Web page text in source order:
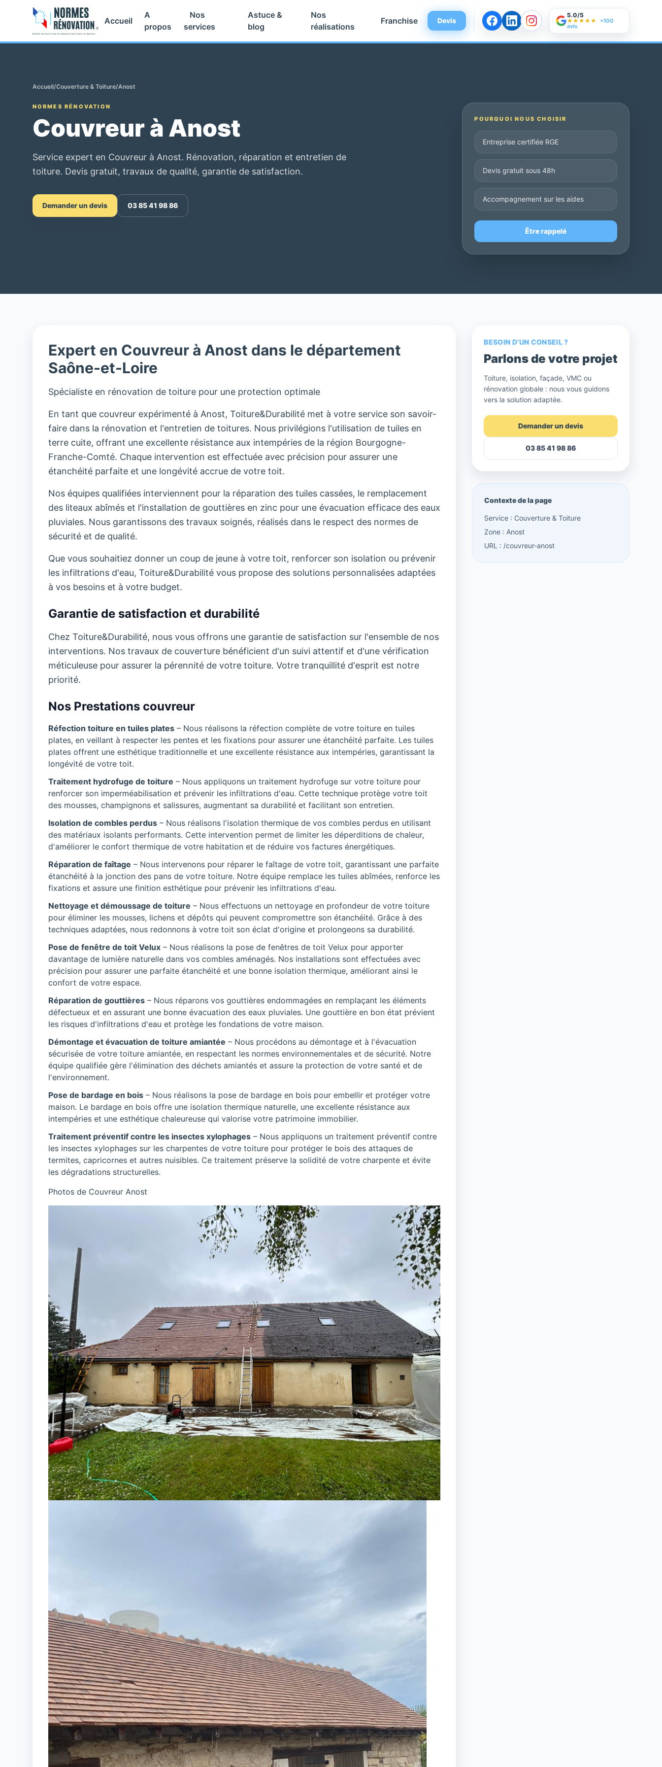
Accueil
A
propos
Nos
services
Astuce &
blog
Nos
réalisations
Franchise Devis
5.0/5
★★★★★ +100
avis
Accueil/Couverture & Toiture/Anost
NORMES RÉNOVATION
Couvreur à Anost
Service expert en Couvreur à Anost. Rénovation, réparation et entretien de
toiture. Devis gratuit, travaux de qualité, garantie de satisfaction.
Demander un devis 03 85 41 98 86
POURQUOI NOUS CHOISIR
Entreprise certifiée RGE
Devis gratuit sous 48h
Accompagnement sur les aides
Être rappelé
Expert en Couvreur à Anost dans le département
Saône-et-Loire
Spécialiste en rénovation de toiture pour une protection optimale
En tant que couvreur expérimenté à Anost, Toiture&Durabilité met à votre service son savoir-
faire dans la rénovation et l'entretien de toitures. Nous privilégions l'utilisation de tuiles en
terre cuite, offrant une excellente résistance aux intempéries de la région Bourgogne-
Franche-Comté. Chaque intervention est effectuée avec précision pour assurer une
étanchéité parfaite et une longévité accrue de votre toit.
Nos équipes qualifiées interviennent pour la réparation des tuiles cassées, le remplacement
des liteaux abîmés et l'installation de gouttières en zinc pour une évacuation efficace des eaux
pluviales. Nous garantissons des travaux soignés, réalisés dans le respect des normes de
sécurité et de qualité.
Que vous souhaitiez donner un coup de jeune à votre toit, renforcer son isolation ou prévenir
les infiltrations d'eau, Toiture&Durabilité vous propose des solutions personnalisées adaptées
à vos besoins et à votre budget.
Garantie de satisfaction et durabilité
Chez Toiture&Durabilité, nous vous offrons une garantie de satisfaction sur l'ensemble de nos
interventions. Nos travaux de couverture bénéficient d'un suivi attentif et d'une vérification
méticuleuse pour assurer la pérennité de votre toiture. Votre tranquillité d'esprit est notre
priorité.
Nos Prestations couvreur
Réfection toiture en tuiles plates– Nous réalisons la réfection complète de votre toiture en tuiles
plates, en veillant à respecter les pentes et les fixations pour assurer une étanchéité parfaite. Les tuiles
plates offrent une esthétique traditionnelle et une excellente résistance aux intempéries, garantissant la
longévité de votre toit.
Traitement hydrofuge de toiture – Nous appliquons un traitement hydrofuge sur votre toiture pour
renforcer son imperméabilisation et prévenir les infiltrations d'eau. Cette technique protège votre toit
des mousses, champignons et salissures, augmentant sa durabilité et facilitant son entretien.
Isolation de combles perdus– Nous réalisons l'isolation thermique de vos combles perdus en utilisant
des matériaux isolants performants. Cette intervention permet de limiter les déperditions de chaleur,
d'améliorer le confort thermique de votre habitation et de réduire vos factures énergétiques.
Réparation de faîtage – Nous intervenons pour réparer le faîtage de votre toit, garantissant une parfaite
étanchéité à la jonction des pans de votre toiture. Notre équipe remplace les tuiles abîmées, renforce les
fixations et assure une finition esthétique pour prévenir les infiltrations d'eau.
Nettoyage et démoussage de toiture – Nous effectuons un nettoyage en profondeur de votre toiture
pour éliminer les mousses, lichens et dépôts qui peuvent compromettre son étanchéité. Grâce à des
techniques adaptées, nous redonnons à votre toit son éclat d'origine et prolongeons sa durabilité.
Pose de fenêtre de toit Velux– Nous réalisons la pose de fenêtres de toit Velux pour apporter
davantage de lumière naturelle dans vos combles aménagés. Nos installations sont effectuées avec
précision pour assurer une parfaite étanchéité et une bonne isolation thermique, améliorant ainsi le
confort de votre espace.
Réparation de gouttières– Nous réparons vos gouttières endommagées en remplaçant les éléments
défectueux et en assurant une bonne évacuation des eaux pluviales. Une gouttière en bon état prévient
les risques d'infiltrations d'eau et protège les fondations de votre maison.
Démontage et évacuation de toiture amiantée – Nous procédons au démontage et à l'évacuation
sécurisée de votre toiture amiantée, en respectant les normes environnementales et de sécurité. Notre
équipe qualifiée gère l'élimination des déchets amiantés et assure la protection de votre santé et de
l'environnement.
Pose de bardage en bois– Nous réalisons la pose de bardage en bois pour embellir et protéger votre
maison. Le bardage en bois offre une isolation thermique naturelle, une excellente résistance aux
intempéries et une esthétique chaleureuse qui valorise votre patrimoine immobilier.
Traitement préventif contre les insectes xylophages– Nous appliquons un traitement préventif contre
les insectes xylophages sur les charpentes de votre toiture pour protéger le bois des attaques de
termites, capricornes et autres nuisibles. Ce traitement préserve la solidité de votre charpente et évite
les dégradations structurelles.
Photos de Couvreur Anost
BESOIN D’UN CONSEIL ?
Parlons de votre projet
Toiture, isolation, façade, VMC ou
rénovation globale : nous vous guidons
vers la solution adaptée.
Demander un devis
03 85 41 98 86
Contexte de la page
Service : Couverture & Toiture
Zone : Anost
URL : /couvreur-anost